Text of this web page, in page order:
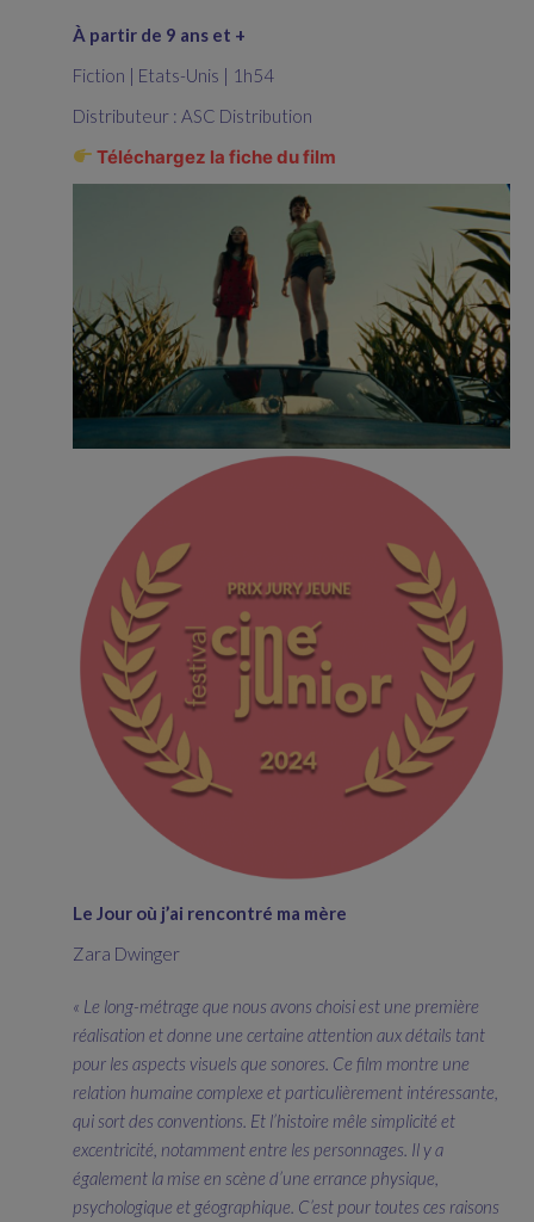
À partir de 9 ans et +
Fiction | Etats-Unis | 1h54
Distributeur : ASC Distribution
Téléchargez la fiche du film
Le Jour où j’ai rencontré ma mère
Zara Dwinger
« Le long-métrage que nous avons choisi est une première
réalisation et donne une certaine attention aux détails tant
pour les aspects visuels que sonores. Ce film montre une
relation humaine complexe et particulièrement intéressante,
qui sort des conventions. Et l’histoire mêle simplicité et
excentricité, notamment entre les personnages. Il y a
également la mise en scène d’une errance physique,
psychologique et géographique. C’est pour toutes ces raisons